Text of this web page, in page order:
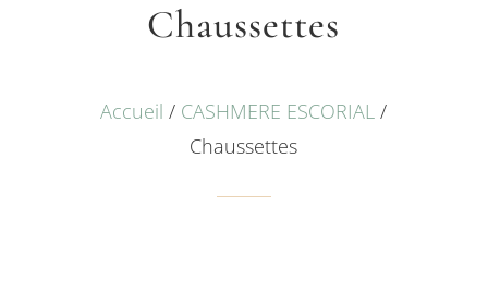
Chaussettes
Accueil / CASHMERE ESCORIAL /
Chaussettes